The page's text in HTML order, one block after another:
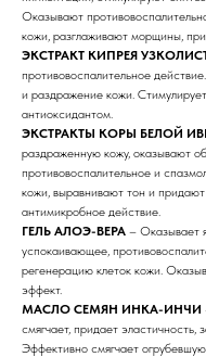
Оказывают
кожи, разглаживают морщины,
ЭКСТРАКТ КИПРЕЯ
противовоспалительное
и раздражение кожи.
антиоксидантом.
ЭКСТРАКТЫ КОРЫ БЕЛОЙ
раздраженную кожу, оказывают
противовоспалительное и
кожи, выравнивают тон и
антимикробное действие.
ГЕЛЬ АЛОЭ-ВЕРА – Оказывает
успокаивающее,
регенерацию клеток кожи.
эффект.
МАСЛО СЕМЯН ИНКА-ИНЧИ
смягчает, придает
Эффективно смягчает